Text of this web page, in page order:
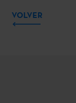
VOLVER